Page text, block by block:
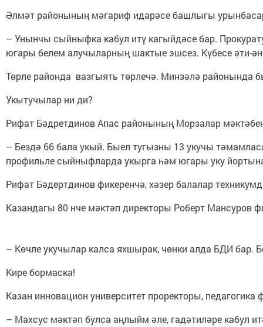
Әлмәт районының мәгариф идарәсе башлыгы
– Унынчы сыйныфка кабул итү кагыйдәсе бар.
югары белем алучыларның шактые эшсез. Күбесе әти-
Төрле районда вазгыять төрлечә. Минзәлә
Укытучылар ни ди?
Рифат Бәдретдинов Апас районының Морзалар
– Бездә 66 бала укый. Быел тугызны 13 укучы
профильле сыйныфларда укырга һәм югары уку
Рифат Бәдертдинов фикеренчә, хәзер балалар
Казандагы 80 нче мәктәп директоры Роберт Мансуров
– Көчле укучылар калса яхшырак, чөнки алда БДИ бар.
Кире бормаска!
Казан инновацион университет проректоры,
– Махсус мәктәп булса аңлыйм әле, гадәтиләре кабул